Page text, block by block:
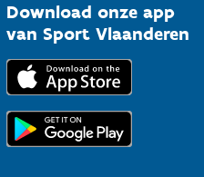
Download onze app
van Sport Vlaanderen